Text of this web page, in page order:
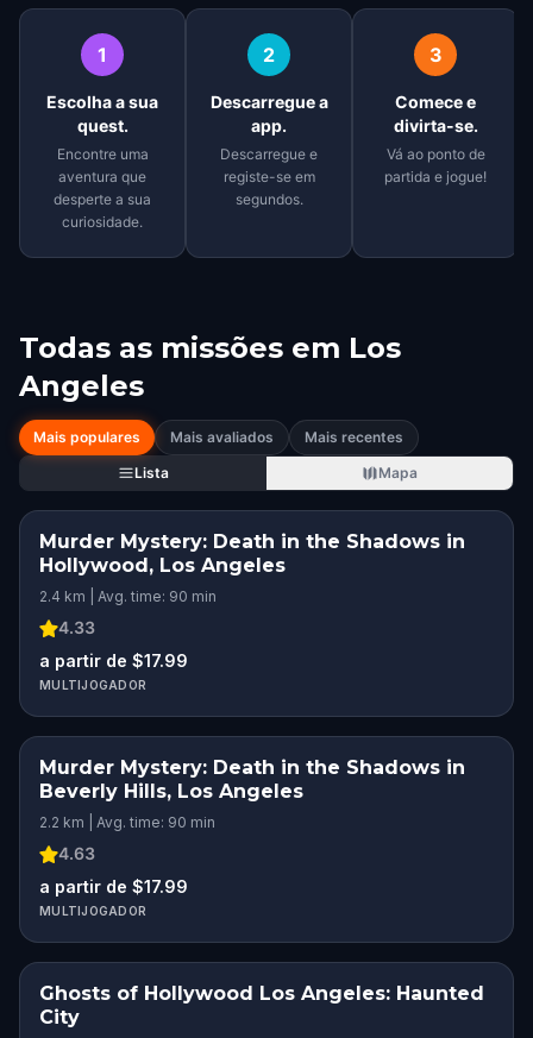
1
Escolha a sua
quest.
Encontre uma
aventura que
desperte a sua
curiosidade.
2
Descarregue a
app.
Descarregue e
registe-se em
segundos.
3
Comece e
divirta-se.
Vá ao ponto de
partida e jogue!
Todas as missões em Los
Angeles
Mais populares Mais avaliados
Mais recentes
Lista
Mapa
Murder Mystery: Death in the Shadows in
Hollywood, Los Angeles
2.4 km | Avg. time: 90 min
4.33
a partir de $17.99
MULTIJOGADOR
Murder Mystery: Death in the Shadows in
Beverly Hills, Los Angeles
2.2 km | Avg. time: 90 min
4.63
a partir de $17.99
MULTIJOGADOR
Ghosts of Hollywood Los Angeles: Haunted
City